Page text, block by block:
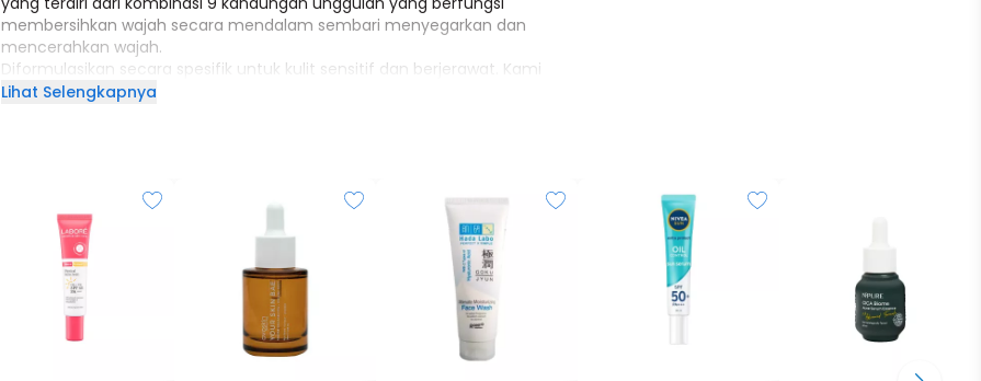
membersihkan wajah secara mendalam sembari menyegarkan dan
mencerahkan wajah.
Diformulasikan secara spesifik untuk kulit sensitif dan berjerawat. Kami
tahu sulitnya perjuangan anda yang memiliki kulit sensitif dan mudah
● Membantu mencegah timbulnya jerawat
● Membantu merawat lapisan pelindung kulit wajah agar tetap sehat
● Menenangkan dan menyegarkan kulit wajah
● Membantu menjaga dan merawat kelembaban kulit
● Membersihkan minyak berlebih
SKIN CONCERNS:
Lihat Selengkapnya